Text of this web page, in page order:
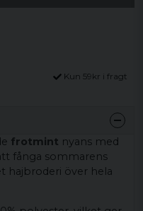
Kun 59kr i fragt
frotmint nyans med
fånga sommarens
hajbroderi över hela